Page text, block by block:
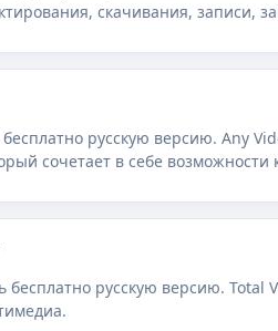
скачивания, записи,
версию. Any Video Converter – это
сочетает в себе
бесплатно русскую версию.